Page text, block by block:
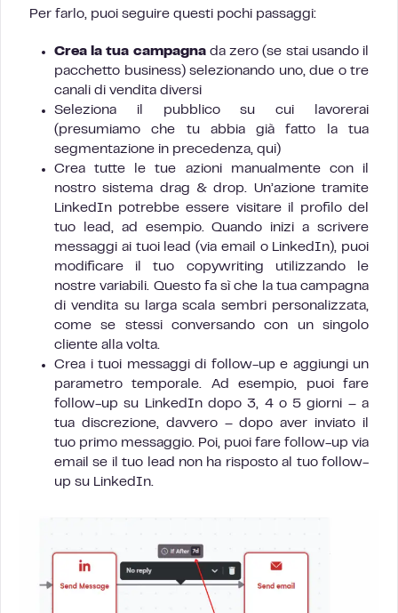
Per farlo, puoi seguire questi pochi passaggi:
Crea la tua campagnada zero (se stai usando il
pacchetto business) selezionando uno, due o tre
canali di vendita diversi
Seleziona il pubblico su cui lavorerai
(presumiamo che tu abbia già fatto la tua
segmentazione in precedenza, qui)
Crea tutte le tue azioni manualmente con il
nostro sistema drag & drop. Un’azione tramite
LinkedIn potrebbe essere visitare il profilo del
tuo lead, ad esempio. Quando inizi a scrivere
messaggi ai tuoi lead (via email o LinkedIn), puoi
modificare il tuo copywriting utilizzando le
nostre variabili. Questo fa sì che la tua campagna
di vendita su larga scala sembri personalizzata,
come se stessi conversando con un singolo
cliente alla volta.
Crea i tuoi messaggi di follow-up e aggiungi un
parametro temporale. Ad esempio, puoi fare
follow-up su LinkedIn dopo 3, 4 o 5 giorni – a
tua discrezione, davvero – dopo aver inviato il
tuo primo messaggio. Poi, puoi fare follow-up via
email se il tuo lead non ha risposto al tuo follow-
up su LinkedIn.